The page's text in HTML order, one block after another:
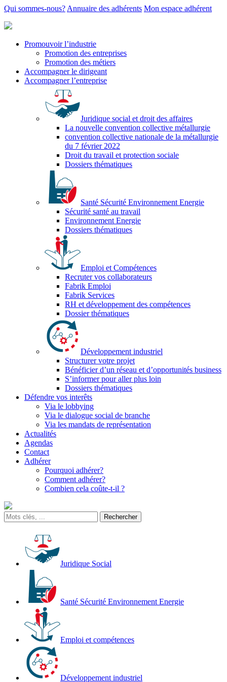
Qui sommes-nous? Annuaire des adhérents Mon espace adhérent
Promouvoir l’industrie
Promotion des entreprises
Promotion des métiers
Accompagner le dirigeant
Accompagner l’entreprise
Juridique social et droit des affaires
La nouvelle convention collective métallurgie
convention collective nationale de la métallurgie
du 7 février 2022
Droit du travail et protection sociale
Dossiers thématiques
Santé Sécurité Environnement Energie
Sécurité santé au travail
Environnement Energie
Dossiers thématiques
Emploi et Compétences
Recruter vos collaborateurs
Fabrik Emploi
Fabrik Services
RH et développement des compétences
Dossier thématiques
Développement industriel
Structurer votre projet
Bénéficier d’un réseau et d’opportunités business
S’informer pour aller plus loin
Dossiers thématiques
Défendre vos interêts
Via le lobbying
Via le dialogue social de branche
Via les mandats de représentation
Actualités
Agendas
Contact
Adhérer
Pourquoi adhérer?
Comment adhérer?
Combien cela coûte-t-il ?
Juridique Social
Santé Sécurité Environnement Energie
Emploi et compétences
Développement industriel